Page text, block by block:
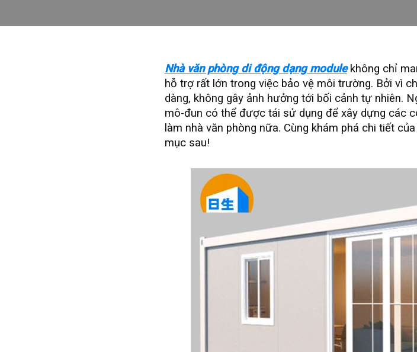
Nhà văn phòng di động dạng modulekhông chỉ
hỗ trợ rất lớn trong việc bảo vệ môi trường. Bởi vì
dàng, không gây ảnh hưởng tới bối cảnh tự nhiên.
mô-đun có thể được tái sử dụng để xây dựng các
làm nhà văn phòng nữa. Cùng khám phá chi tiết của
mục sau!